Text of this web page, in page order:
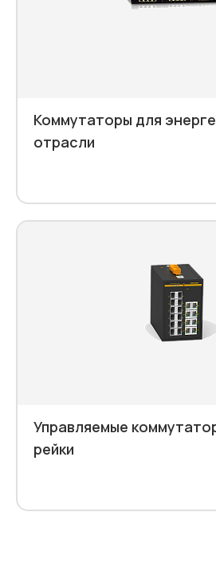
Коммутаторы для
отрасли
Управляемые
рейки